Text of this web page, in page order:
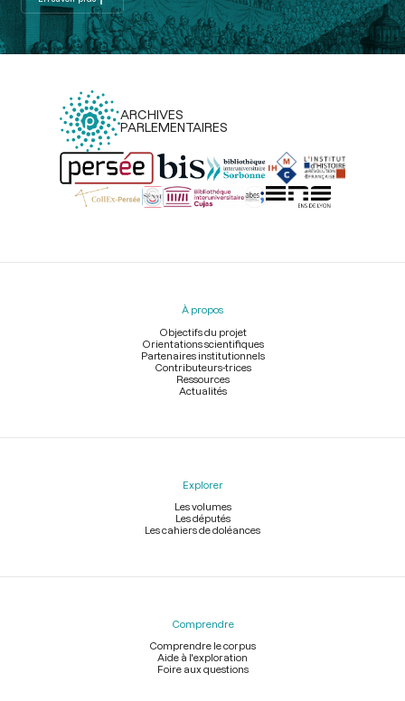
ARCHIVES
PARLEMENTAIRES
Menu
À propos
Objectifs du projet
Orientations scientifiques
Partenaires institutionnels
Contributeurs-trices
Ressources
Actualités
Explorer
Les volumes
Les députés
Les cahiers de doléances
Comprendre
Comprendre le corpus
Aide à l'exploration
Foire aux questions